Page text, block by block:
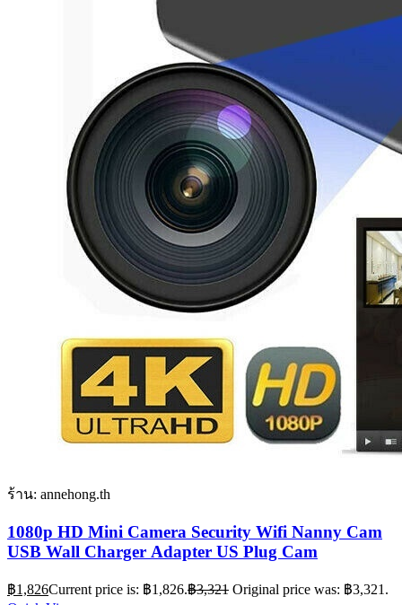
ร้าน: annehong.th
1080p HD Mini Camera Security Wifi Nanny Cam
USB Wall Charger Adapter US Plug Cam
฿1,826Current price is: ฿1,826.฿3,321 Original price was: ฿3,321.